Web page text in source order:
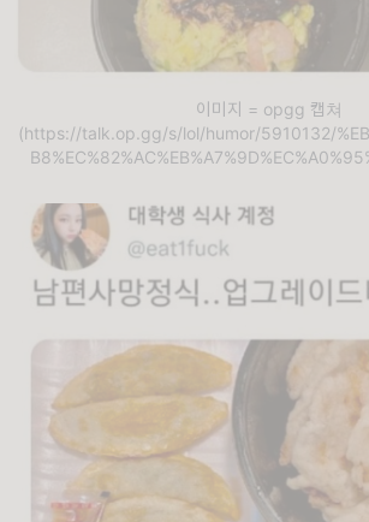
이미지 = opgg 캡쳐
(https://talk.op.gg/s/lol/humor/5910132/